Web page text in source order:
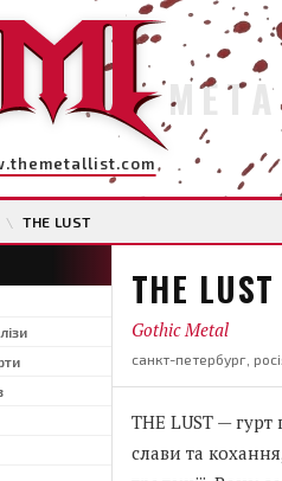
\ THE LUST
THE LUST
Gothic Metal
санкт-петербург,
THE LUST — гурт
слави та